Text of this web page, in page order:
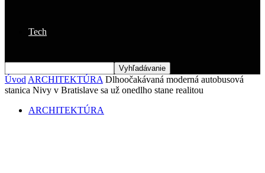
Tech
Úvod ARCHITEKTÚRA Dlhoočakávaná moderná autobusová
stanica Nivy v Bratislave sa už onedlho stane realitou
ARCHITEKTÚRA